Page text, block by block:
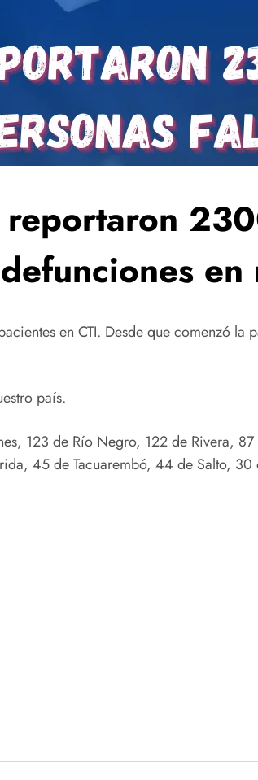
en
en CTI. Desde que comenzó
país.
123 de Río Negro, 122 de Rivera,
45 de Tacuarembó, 44 de Salto, 30